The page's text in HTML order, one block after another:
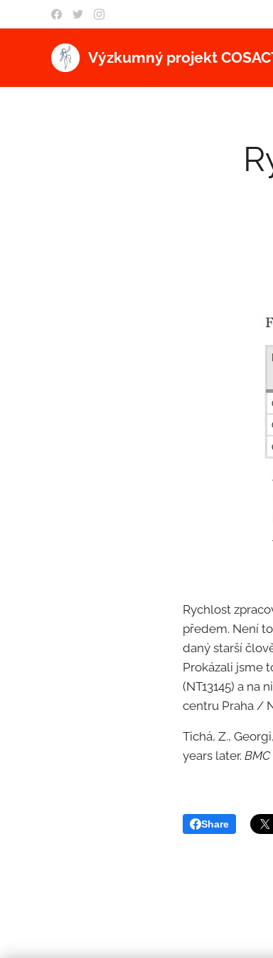
Výzkumný projekt
Rychlost
předem. Není
daný starší
Prokázali jsme
(NT13145) a na
centru Praha /
Tichá, Z.,
years later.
Share